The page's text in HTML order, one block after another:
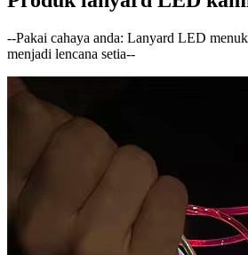
--Pakai cahaya anda: Lanyard LED
menjadi lencana setia--